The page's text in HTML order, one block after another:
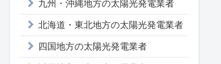
九州・沖縄地方の太陽光発電業者
北海道・東北地方の太陽光発電業者
四国地方の太陽光発電業者